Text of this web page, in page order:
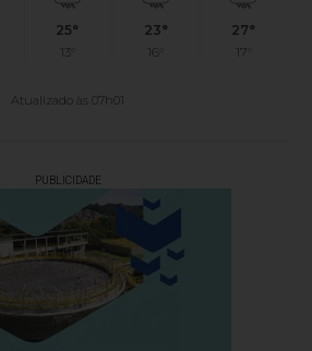
25°
13°
23°
16°
27°
17°
Atualizado às 07h01
PUBLICIDADE